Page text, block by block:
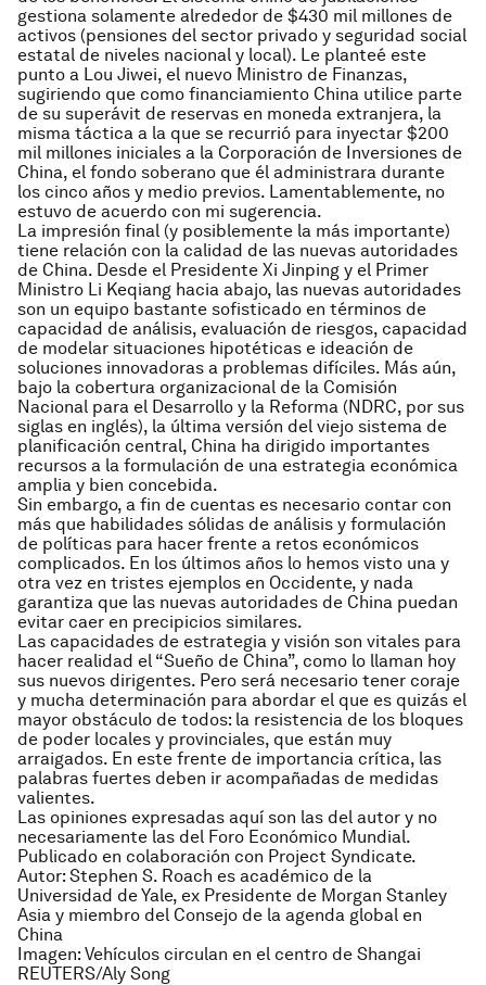
gestiona solamente alrededor de $430 mil millones de
activos (pensiones del sector privado y seguridad social
estatal de niveles nacional y local). Le planteé este
punto a Lou Jiwei, el nuevo Ministro de Finanzas,
sugiriendo que como financiamiento China utilice parte
de su superávit de reservas en moneda extranjera, la
misma táctica a la que se recurrió para inyectar $200
mil millones iniciales a la Corporación de Inversiones de
China, el fondo soberano que él administrara durante
los cinco años y medio previos. Lamentablemente, no
estuvo de acuerdo con mi sugerencia.
La impresión final (y posiblemente la más importante)
tiene relación con la calidad de las nuevas autoridades
de China. Desde el Presidente Xi Jinping y el Primer
Ministro Li Keqiang hacia abajo, las nuevas autoridades
son un equipo bastante sofisticado en términos de
capacidad de análisis, evaluación de riesgos, capacidad
de modelar situaciones hipotéticas e ideación de
soluciones innovadoras a problemas difíciles. Más aún,
bajo la cobertura organizacional de la Comisión
Nacional para el Desarrollo y la Reforma (NDRC, por sus
siglas en inglés), la última versión del viejo sistema de
planificación central, China ha dirigido importantes
recursos a la formulación de una estrategia económica
amplia y bien concebida.
Sin embargo, a fin de cuentas es necesario contar con
más que habilidades sólidas de análisis y formulación
de políticas para hacer frente a retos económicos
complicados. En los últimos años lo hemos visto una y
otra vez en tristes ejemplos en Occidente, y nada
garantiza que las nuevas autoridades de China puedan
evitar caer en precipicios similares.
Las capacidades de estrategia y visión son vitales para
hacer realidad el “Sueño de China”, como lo llaman hoy
sus nuevos dirigentes. Pero será necesario tener coraje
y mucha determinación para abordar el que es quizás el
mayor obstáculo de todos: la resistencia de los bloques
de poder locales y provinciales, que están muy
arraigados. En este frente de importancia crítica, las
palabras fuertes deben ir acompañadas de medidas
valientes.
Las opiniones expresadas aquí son las del autor y no
necesariamente las del Foro Económico Mundial.
Publicado en colaboración con Project Syndicate.
Autor: Stephen S. Roach es académico de la
Universidad de Yale, ex Presidente de Morgan Stanley
Asia y miembro del Consejo de la agenda global en
China
Imagen: Vehículos circulan en el centro de Shangai
REUTERS/Aly Song